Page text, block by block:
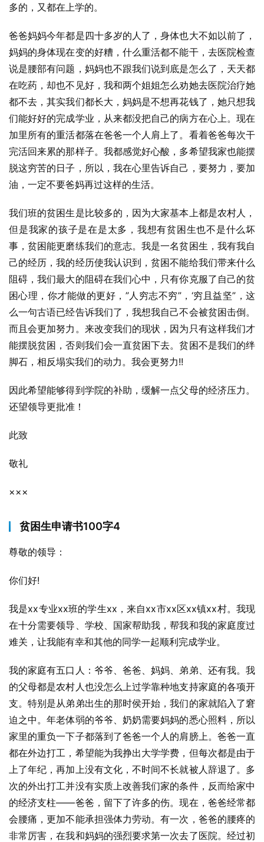
多的，又都在上学的。
爸爸妈妈今年都是四十多岁的人了，身体也大不如以前了，
妈妈的身体现在变的好糟，什么重活都不能干，去医院检查
说是腰部有问题，妈妈也不跟我们说到底是怎么了，天天都
在吃药，却也不见好，我和两个姐姐怎么劝她去医院治疗她
都不去，其实我们都长大，妈妈是不想再花钱了，她只想我
们能好好的完成学业，从来都没把自己的病方在心上。现在
加里所有的重活都落在爸爸一个人肩上了。看着爸爸每次干
完活回来累的那样子。我都感觉好心酸，多希望我家也能摆
脱这穷苦的日子，所以，我在心里告诉自己，要努力，要加
油，一定不要爸妈再过这样的生活。
我们班的贫困生是比较多的，因为大家基本上都是农村人，
但是我家的孩子是在是太多，我想有贫困生也不是什么坏
事，贫困能更磨练我们的意志。我是一名贫困生，我有我自
己的经历，我的经历使我认识到，贫困不能给我们带来什么
阻碍，我们最大的阻碍在我们心中，只有你克服了自己的贫
困心理，你才能做的更好，”人穷志不穷”，‘穷且益坚”，这
么一句古语已经告诉我们了，我想我自己不会被贫困击倒。
而且会更加努力。来改变我们的现状，因为只有这样我们才
能摆脱贫困，否则我们会一直贫困下去。贫困不是我们的绊
脚石，相反塌实我们的动力。我会更努力!!
因此希望能够得到学院的补助，缓解一点父母的经济压力。
还望领导更批准！
此致
敬礼
×××
贫困生申请书100字4
尊敬的领导：
你们好!
我是xx专业xx班的学生xx，来自xx市xx区xx镇xx村。我现
在十分需要领导、学校、国家帮助我，帮我和我的家庭度过
难关，让我能有幸和其他的同学一起顺利完成学业。
我的家庭有五口人：爷爷、爸爸、妈妈、弟弟、还有我。我
的父母都是农村人也没怎么上过学靠种地支持家庭的各项开
支。特别是从弟弟出生的那时侯开始，我们的家就陷入了窘
迫之中。年老体弱的爷爷、奶奶需要妈妈的悉心照料，所以
家里的重负一下子都落到了爸爸一个人的肩膀上。爸爸一直
都在外边打工，希望能为我挣出大学学费，但每次都是由于
上了年纪，再加上没有文化，不时间不长就被人辞退了。多
次的外出打工并没有实质上改善我们家的条件，反而给家中
的经济支柱——爸爸，留下了许多的伤。现在，爸爸经常都
会腰痛，更加不能承担强体力劳动。有一次，爸爸的腰疼的
非常厉害，在我和妈妈的强烈要求第一次去了医院。经过初